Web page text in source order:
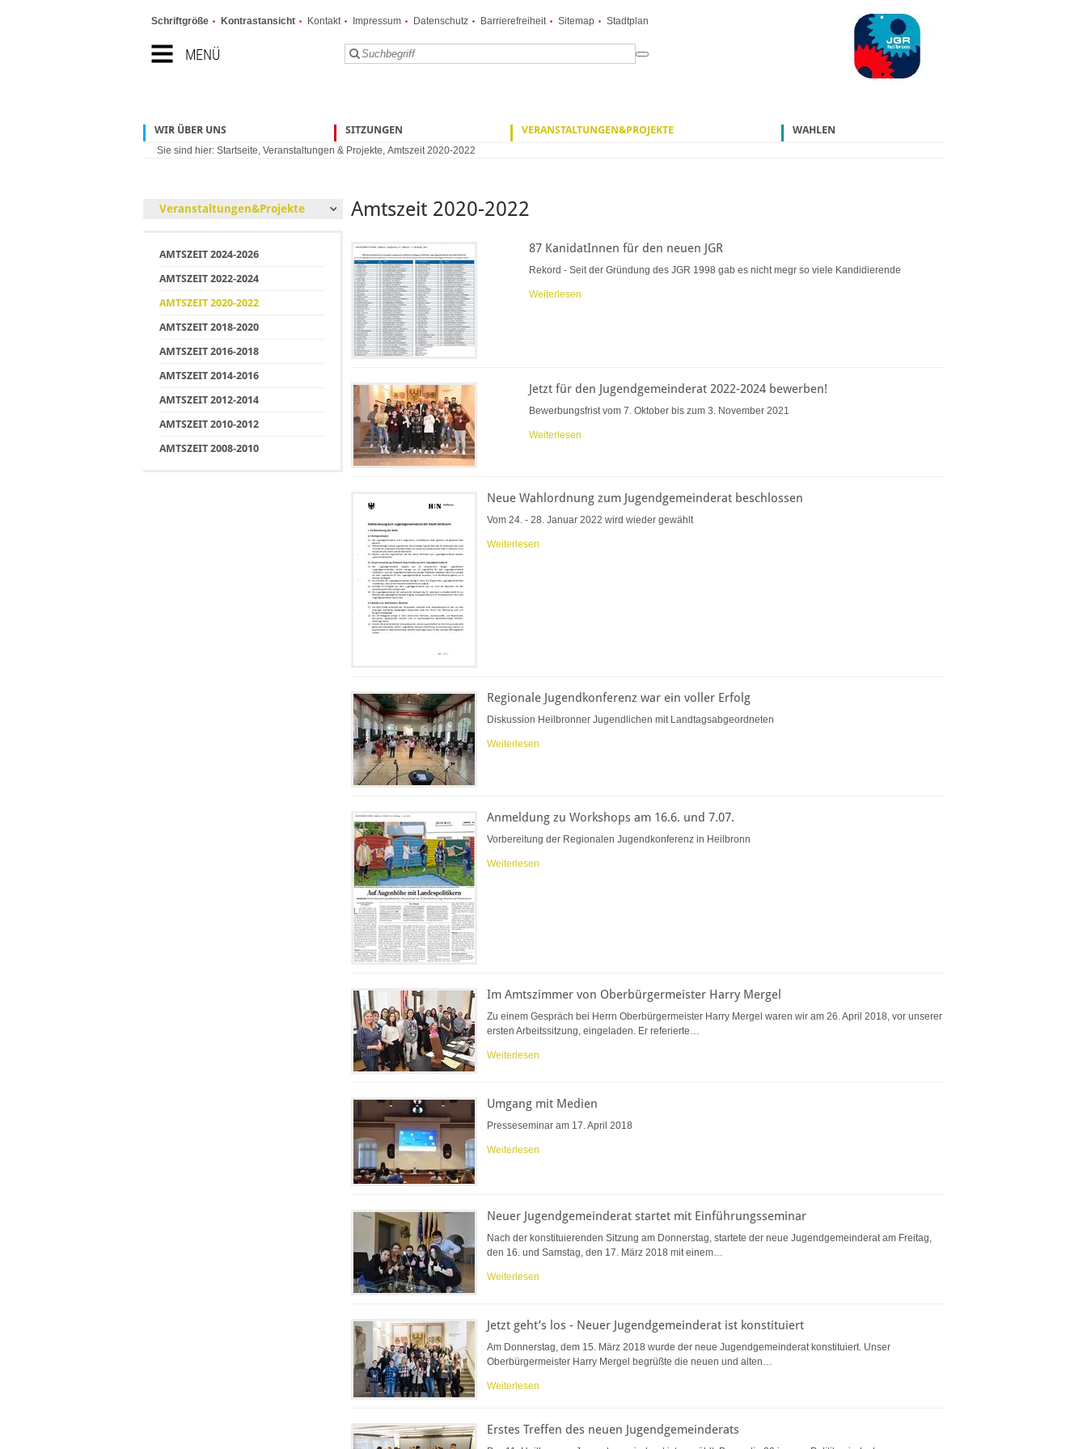
MENÜ
Schriftgröße Kontrastansicht Kontakt Impressum Datenschutz Barrierefreiheit Sitemap Stadtplan
WIR ÜBER UNS SITZUNGEN VERANSTALTUNGEN&PROJEKTE WAHLEN
Sie sind hier: Startseite, Veranstaltungen & Projekte, Amtszeit 2020-2022
Veranstaltungen&Projekte
AMTSZEIT 2024-2026
AMTSZEIT 2022-2024
AMTSZEIT 2020-2022
AMTSZEIT 2018-2020
AMTSZEIT 2016-2018
AMTSZEIT 2014-2016
AMTSZEIT 2012-2014
AMTSZEIT 2010-2012
AMTSZEIT 2008-2010
Amtszeit 2020-2022
87 KanidatInnen für den neuen JGR
Rekord - Seit der Gründung des JGR 1998 gab es nicht megr so viele Kandidierende
Weiterlesen
Jetzt für den Jugendgemeinderat 2022-2024 bewerben!
Bewerbungsfrist vom 7. Oktober bis zum 3. November 2021
Weiterlesen
Neue Wahlordnung zum Jugendgemeinderat beschlossen
Vom 24. - 28. Januar 2022 wird wieder gewählt
Weiterlesen
Regionale Jugendkonferenz war ein voller Erfolg
Diskussion Heilbronner Jugendlichen mit Landtagsabgeordneten
Weiterlesen
Anmeldung zu Workshops am 16.6. und 7.07.
Vorbereitung der Regionalen Jugendkonferenz in Heilbronn
Weiterlesen
Im Amtszimmer von Oberbürgermeister Harry Mergel
Zu einem Gespräch bei Herrn Oberbürgermeister Harry Mergel waren wir am 26. April 2018, vor unserer
ersten Arbeitssitzung, eingeladen. Er referierte…
Weiterlesen
Umgang mit Medien
Presseseminar am 17. April 2018
Weiterlesen
Neuer Jugendgemeinderat startet mit Einführungsseminar
Nach der konstituierenden Sitzung am Donnerstag, startete der neue Jugendgemeinderat am Freitag,
den 16. und Samstag, den 17. März 2018 mit einem…
Weiterlesen
Jetzt geht’s los - Neuer Jugendgemeinderat ist konstituiert
Am Donnerstag, dem 15. März 2018 wurde der neue Jugendgemeinderat konstituiert. Unser
Oberbürgermeister Harry Mergel begrüßte die neuen und alten…
Weiterlesen
Erstes Treffen des neuen Jugendgemeinderats